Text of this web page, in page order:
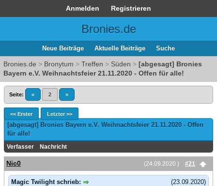
Anmelden Registrieren
Bronies.de
Neue Beiträge Aktuelle Beiträge Suche
Bronies.de > Bronytum > Treffen > Süden > [abgesagt] Bronies
Bayern e.V. Weihnachtsfeier 21.11.2020 - Offen für alle!
Seite: « 2 »
<< Erster Letzter >>
[abgesagt] Bronies Bayern e.V. Weihnachtsfeier 21.11.2020 - Offen
für alle!
Verfasser Nachricht
(24.09.2020 ) #21
Nic0
(23.09.2020)
Magic Twilight schrieb: